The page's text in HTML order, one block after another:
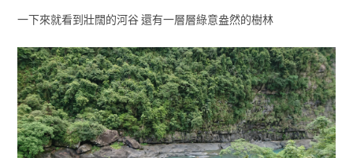
一下來就看到壯闊的河谷 還有一層層綠意盎然的樹林